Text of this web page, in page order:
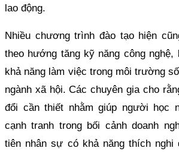
lao động.
Nhiều chương trình đào tạo hiện
theo hướng tăng kỹ năng công
khả năng làm việc trong môi trường
ngành xã hội. Các chuyên gia cho
đổi cần thiết nhằm giúp người học
cạnh tranh trong bối cảnh doanh
tiên nhân sự có khả năng thích nghi